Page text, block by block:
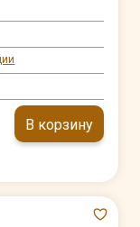
В корзину